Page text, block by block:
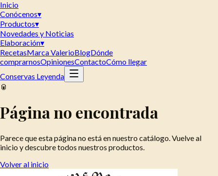
Inicio
Conócenos▾
Productos▾
Novedades y Noticias
Elaboración▾
RecetasMarca ValerioBlogDónde
comprarnosOpinionesContactoCómo llegar
Conservas Leyenda
🥫
Página no encontrada
Parece que esta página no está en nuestro catálogo. Vuelve al
inicio y descubre todos nuestros productos.
Volver al inicio